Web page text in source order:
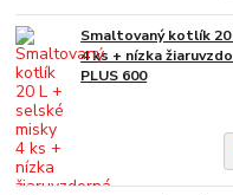
Smaltovaný kotlík
4 ks + nízka
PLUS 600